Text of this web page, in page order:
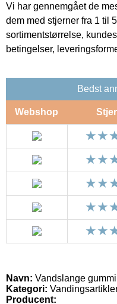
Vi har gennemgået de
dem med stjerner fra 1 til
sortimentstørrelse,
betingelser,
Bedst
Webshop
Navn: Vandslange
Kategori:
Producent: